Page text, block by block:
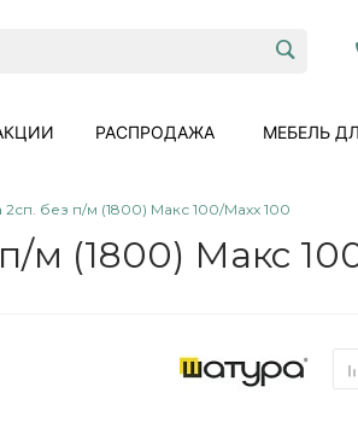
РАСПРОДАЖА МЕБЕЛЬ
2сп. без п/м (1800) Макс 100/Maxx 100
м (1800) Макс